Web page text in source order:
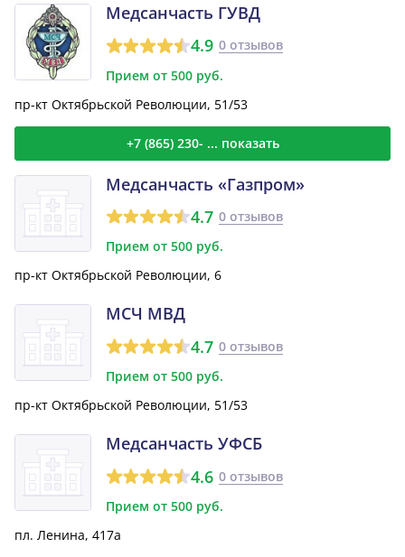
Медсанчасть ГУВД
4.9 0 отзывов
Прием от 500 руб.
пр-кт Октябрьской Революции, 51/53
+7 (865) 230- ... показать
Медсанчасть «Газпром»
4.7 0 отзывов
Прием от 500 руб.
пр-кт Октябрьской Революции, 6
МСЧ МВД
4.7 0 отзывов
Прием от 500 руб.
пр-кт Октябрьской Революции, 51/53
Медсанчасть УФСБ
4.6 0 отзывов
Прием от 500 руб.
пл. Ленина, 417а